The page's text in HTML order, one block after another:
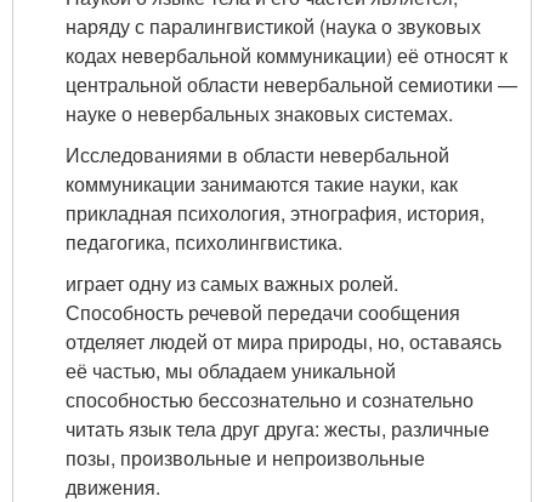
наряду с паралингвистикой (наука о звуковых
кодах невербальной коммуникации) её относят к
центральной области невербальной семиотики —
науке о невербальных знаковых системах.
Исследованиями в области невербальной
коммуникации занимаются такие науки, как
прикладная психология, этнография, история,
педагогика, психолингвистика.
играет одну из самых важных ролей.
Способность речевой передачи сообщения
отделяет людей от мира природы, но, оставаясь
её частью, мы обладаем уникальной
способностью бессознательно и сознательно
читать язык тела друг друга: жесты, различные
позы, произвольные и непроизвольные
движения.